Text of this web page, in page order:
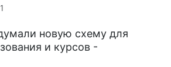
новую схему для
и курсов -